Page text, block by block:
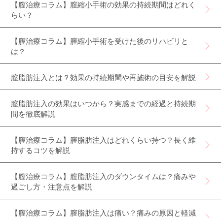
【膣治療コラム】膣縮小手術の効果の持続期間はどれく
らい？
【膣治療コラム】膣縮小手術を受けた後のリハビリと
は？
膣脂肪注入とは？効果の持続期間や再施術の目安を解説
膣脂肪注入の効果はいつから？実感までの経過と持続期
間を徹底解説
【膣治療コラム】膣脂肪注入はどれくらい持つ？長く維
持するコツを解説
【膣治療コラム】膣脂肪注入のダウンタイムは？痛みや
過ごし方・注意点を解説
【膣治療コラム】膣脂肪注入は痛い？痛みの原因と軽減